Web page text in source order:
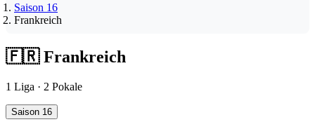
Saison 16
Frankreich
🇫🇷 Frankreich
1 Liga · 2 Pokale
Saison 16